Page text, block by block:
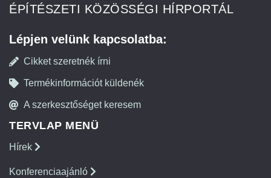
ÉPÍTÉSZETI KÖZÖSSÉGI HÍRPORTÁL
Lépjen velünk kapcsolatba:
Cikket szeretnék írni
Termékinformációt küldenék
A szerkesztőséget keresem
TERVLAP MENÜ
Hírek
Konferenciaajánló